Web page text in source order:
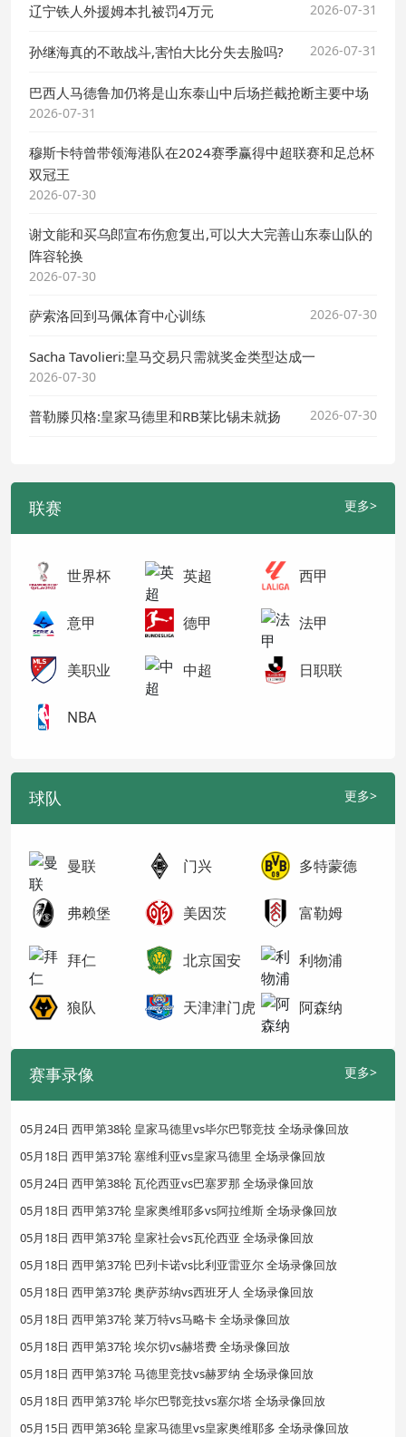
辽宁铁人外援姆本扎被罚4万元 2026-07-31
孙继海真的不敢战斗,害怕大比分失去脸吗? 2026-07-31
巴西人马德鲁加仍将是山东泰山中后场拦截抢断主要中场
2026-07-31
穆斯卡特曾带领海港队在2024赛季赢得中超联赛和足总杯
双冠王
2026-07-30
谢文能和买乌郎宣布伤愈复出,可以大大完善山东泰山队的
阵容轮换
2026-07-30
萨索洛回到马佩体育中心训练 2026-07-30
Sacha Tavolieri:皇马交易只需就奖金类型达成一
2026-07-30
普勒滕贝格:皇家马德里和RB莱比锡未就扬 2026-07-30
联赛 更多>
世界杯 英超 西甲
意甲 德甲 法甲
美职业 中超 日职联
NBA
球队 更多>
曼联 门兴 多特蒙德
弗赖堡 美因茨 富勒姆
拜仁 北京国安 利物浦
狼队 天津津门虎 阿森纳
赛事录像 更多>
05月24日 西甲第38轮 皇家马德里vs毕尔巴鄂竞技 全场录像回放
05月18日 西甲第37轮 塞维利亚vs皇家马德里 全场录像回放
05月24日 西甲第38轮 瓦伦西亚vs巴塞罗那 全场录像回放
05月18日 西甲第37轮 皇家奥维耶多vs阿拉维斯 全场录像回放
05月18日 西甲第37轮 皇家社会vs瓦伦西亚 全场录像回放
05月18日 西甲第37轮 巴列卡诺vs比利亚雷亚尔 全场录像回放
05月18日 西甲第37轮 奥萨苏纳vs西班牙人 全场录像回放
05月18日 西甲第37轮 莱万特vs马略卡 全场录像回放
05月18日 西甲第37轮 埃尔切vs赫塔费 全场录像回放
05月18日 西甲第37轮 马德里竞技vs赫罗纳 全场录像回放
05月18日 西甲第37轮 毕尔巴鄂竞技vs塞尔塔 全场录像回放
05月15日 西甲第36轮 皇家马德里vs皇家奥维耶多 全场录像回放